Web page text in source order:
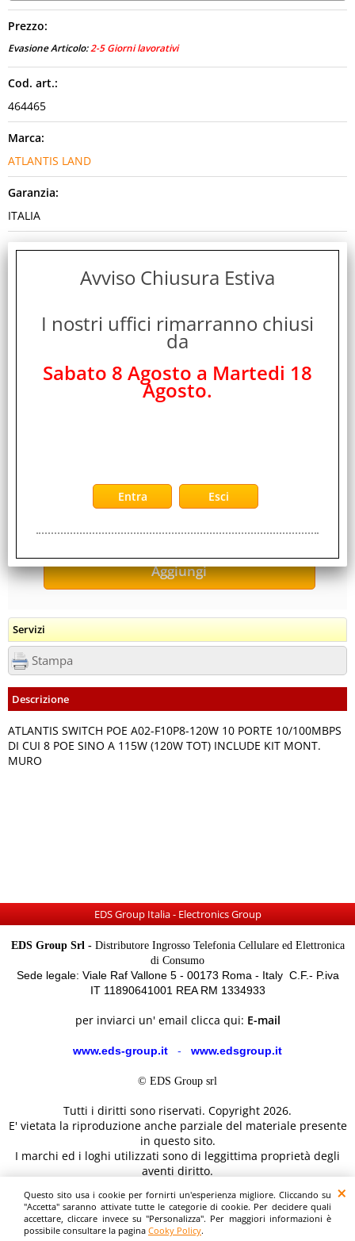
Questo sito usa i cookie per fornirti un'esperienza migliore. Cliccando su
"Accetta" saranno attivate tutte le categorie di cookie. Per decidere quali
accettare, cliccare invece su "Personalizza". Per maggiori informazioni è
possibile consultare la pagina Cooky Policy.
Prezzo:
Evasione Articolo:2-5 Giorni lavorativi
Cod. art.:
464465
Marca:
ATLANTIS LAND
Garanzia:
ITALIA
Colore:
8026974022741
A02-F10P8-120W
Servizi
Stampa
Descrizione
ATLANTIS SWITCH POE A02-F10P8-120W 10 PORTE 10/100MBPS
DI CUI 8 POE SINO A 115W (120W TOT) INCLUDE KIT MONT.
MURO
EDS Group Italia - Electronics Group
EDS Group Srl -Distributore Ingrosso Telefonia Cellulare ed Elettronica
di Consumo
Sede legale: Viale Raf Vallone 5 - 00173 Roma - Italy C.F.- P.iva
IT 11890641001 REA RM 1334933
per inviarci un' email clicca qui: E-mail
www.eds-group.it - www.edsgroup.it
© EDS Group srl
Tutti i diritti sono riservati. Copyright 2026.
E' vietata la riproduzione anche parziale del materiale presente
in questo sito.
I marchi ed i loghi utilizzati sono di leggittima proprietà degli
aventi diritto.
scopo illustrativo fanno fede i dettagli sul sito del costruttore.
Avviso Chiusura Estiva
I nostri uffici rimarranno chiusi
da
Sabato 8 Agosto a Martedi 18
Agosto.